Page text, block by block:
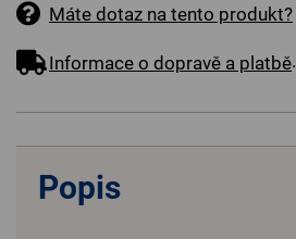
Máte dotaz na tento produkt?
Informace o dopravě a platbě.
Popis